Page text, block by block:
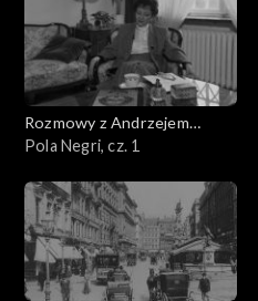
Rozmowy z Andrzejem
Doboszem
Pola Negri, cz. 1